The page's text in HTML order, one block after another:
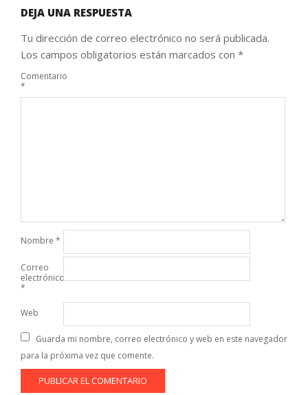
DEJA UNA RESPUESTA
Tu dirección de correo electrónico no será publicada.
Los campos obligatorios están marcados con *
Comentario
*
Nombre *
Correo
electrónico
*
Web
Guarda mi nombre, correo electrónico y web en este navegador
para la próxima vez que comente.